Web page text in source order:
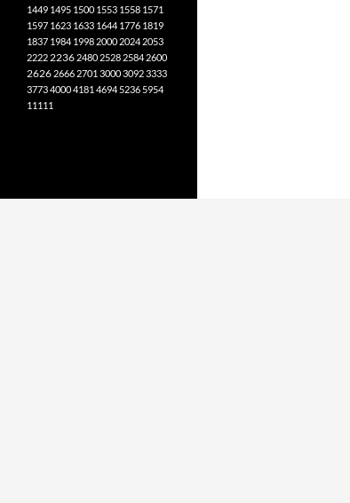
1449 1495 1500 1553 1558 1571
1597 1623 1633 1644 1776 1819
1837 1984 1998 2000 2024 2053
2222 2236 2480 2528 2584 2600
2626 2666 2701 300030923333
377340004181 4694 5236 5954
11111